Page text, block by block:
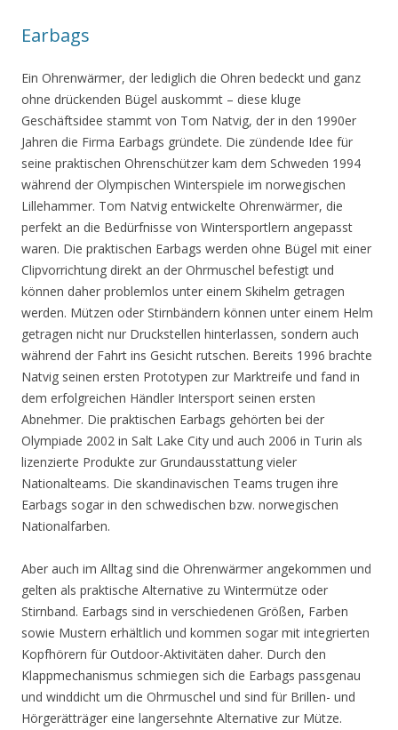
Earbags
Ein Ohrenwärmer, der lediglich die Ohren bedeckt und ganz
ohne drückenden Bügel auskommt – diese kluge
Geschäftsidee stammt von Tom Natvig, der in den 1990er
Jahren die Firma Earbags gründete. Die zündende Idee für
seine praktischen Ohrenschützer kam dem Schweden 1994
während der Olympischen Winterspiele im norwegischen
Lillehammer. Tom Natvig entwickelte Ohrenwärmer, die
perfekt an die Bedürfnisse von Wintersportlern angepasst
waren. Die praktischen Earbags werden ohne Bügel mit einer
Clipvorrichtung direkt an der Ohrmuschel befestigt und
können daher problemlos unter einem Skihelm getragen
werden. Mützen oder Stirnbändern können unter einem Helm
getragen nicht nur Druckstellen hinterlassen, sondern auch
während der Fahrt ins Gesicht rutschen. Bereits 1996 brachte
Natvig seinen ersten Prototypen zur Marktreife und fand in
dem erfolgreichen Händler Intersport seinen ersten
Abnehmer. Die praktischen Earbags gehörten bei der
Olympiade 2002 in Salt Lake City und auch 2006 in Turin als
lizenzierte Produkte zur Grundausstattung vieler
Nationalteams. Die skandinavischen Teams trugen ihre
Earbags sogar in den schwedischen bzw. norwegischen
Nationalfarben.
Aber auch im Alltag sind die Ohrenwärmer angekommen und
gelten als praktische Alternative zu Wintermütze oder
Stirnband. Earbags sind in verschiedenen Größen, Farben
sowie Mustern erhältlich und kommen sogar mit integrierten
Kopfhörern für Outdoor-Aktivitäten daher. Durch den
Klappmechanismus schmiegen sich die Earbags passgenau
und winddicht um die Ohrmuschel und sind für Brillen- und
Hörgerätträger eine langersehnte Alternative zur Mütze.